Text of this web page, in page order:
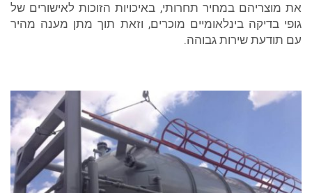
את מוצריהם במחיר תחרותי, באיכויות הזוכות לאישורים של
גופי בדיקה בינלאומיים מוכרים, וזאת תוך מתן מענה מהיר
עם תודעת שירות גבוהה.